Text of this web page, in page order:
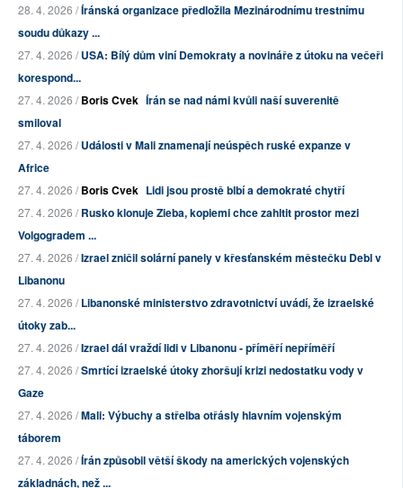
28. 4. 2026 /Íránská organizace předložila Mezinárodnímu trestnímu
soudu důkazy ...
27. 4. 2026 /USA: Bílý dům viní Demokraty a novináře z útoku na večeři
korespond...
27. 4. 2026 /Boris Cvek Írán se nad námi kvůli naší suverenitě
smiloval
27. 4. 2026 /Události v Mali znamenají neúspěch ruské expanze v
Africe
27. 4. 2026 /Boris Cvek Lidi jsou prostě blbí a demokraté chytří
27. 4. 2026 /Rusko klonuje Zieba, kopiemi chce zahltit prostor mezi
Volgogradem ...
27. 4. 2026 /Izrael zničil solární panely v křesťanském městečku Debl v
Libanonu
27. 4. 2026 /Libanonské ministerstvo zdravotnictví uvádí, že izraelské
útoky zab...
27. 4. 2026 /Izrael dál vraždí lidi v Libanonu - příměří nepříměří
27. 4. 2026 /Smrtící izraelské útoky zhoršují krizi nedostatku vody v
Gaze
27. 4. 2026 /Mali: Výbuchy a střelba otřásly hlavním vojenským
táborem
27. 4. 2026 /Írán způsobil větší škody na amerických vojenských
základnách, než ...